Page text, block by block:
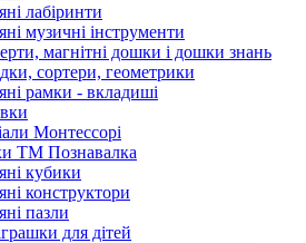
лабіринти
музичні інструменти
магнітні дошки і дошки знань
сортери, геометрики
рамки - вкладиші
Монтессорі
ТМ Познавалка
кубики
конструктори
пазли
для дітей